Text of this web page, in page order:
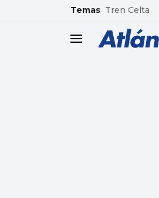
common.go-to-content
Temas Tren Celta